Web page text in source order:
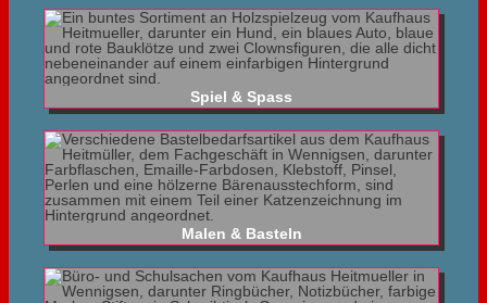
Spiel & Spass
Malen & Basteln